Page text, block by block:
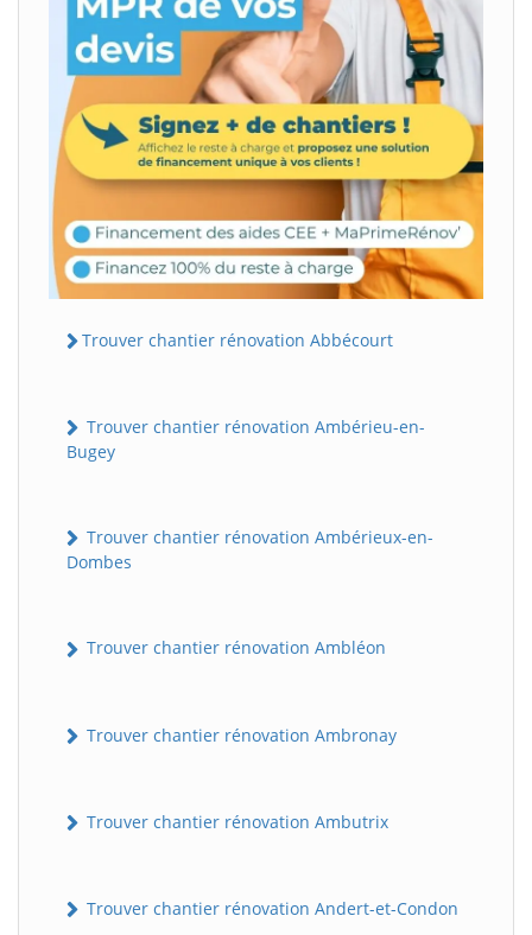
Trouver chantier rénovation Abbécourt
Trouver chantier rénovation Ambérieu-en-
Bugey
Trouver chantier rénovation Ambérieux-en-
Dombes
Trouver chantier rénovation Ambléon
Trouver chantier rénovation Ambronay
Trouver chantier rénovation Ambutrix
Trouver chantier rénovation Andert-et-Condon